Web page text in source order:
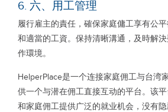
6. 六、用工管理
履行雇主的責任，確保家庭傭工享有公
和適當的工資。保持清晰溝通，及時解
作環境。
HelperPlace是一个连接家庭佣工与台湾
供一个与潜在佣工直接互动的平台。该
和家庭佣工提供广泛的就业机会，没有隐